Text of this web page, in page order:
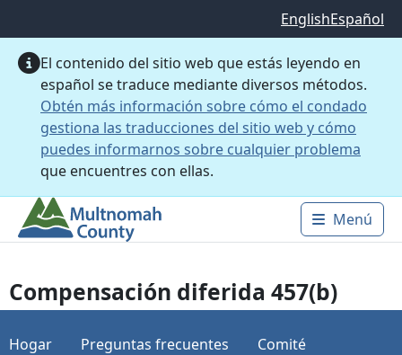
EnglishEspañol
El contenido del sitio web que estás leyendo en
español se traduce mediante diversos métodos.
Obtén más información sobre cómo el condado
gestiona las traducciones del sitio web y cómo
puedes informarnos sobre cualquier problema
que encuentres con ellas.
Main
Menú
Compensación diferida 457(b)
Hogar Preguntas frecuentes Comité